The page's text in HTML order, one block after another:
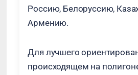
Россию, Белоруссию,
Армению.
Для лучшего
происходящем на